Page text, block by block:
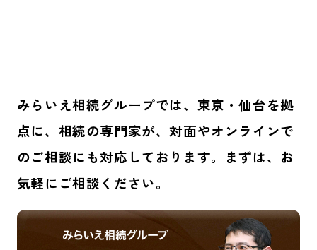
みらいえ相続グループでは、東京・仙台を拠
点に、 相続の専門家が、対面やオンラインで
のご相談にも対応しております。まずは、お
気軽にご相談ください。